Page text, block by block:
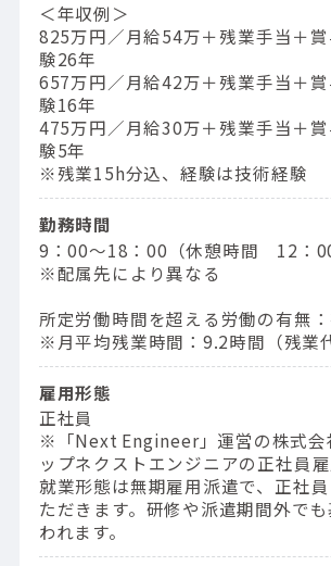
＜年収例＞
825万円／⽉給54万＋残業⼿当＋
験26年
657万円／⽉給42万＋残業⼿当＋
験16年
475万円／⽉給30万＋残業⼿当＋
験5年
※残業15h分込、経験は技術経験
勤務時間
9：00〜18：00（休憩時間 12：
※配属先により異なる
所定労働時間を超える労働の有無
※月平均残業時間：9.2時間（残業
雇用形態
正社員
※「Next Engineer」運営の株式会
ップネクストエンジニアの正社員雇
就業形態は無期雇用派遣で、正社
ただきます。研修や派遣期間外で
われます。